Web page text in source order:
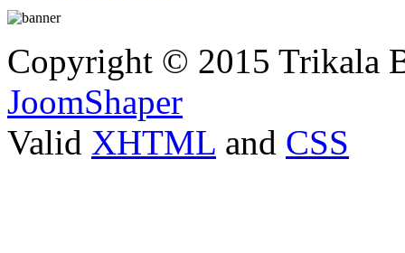
Copyright © 2015 Trikala
JoomShaper
Valid XHTML and CSS